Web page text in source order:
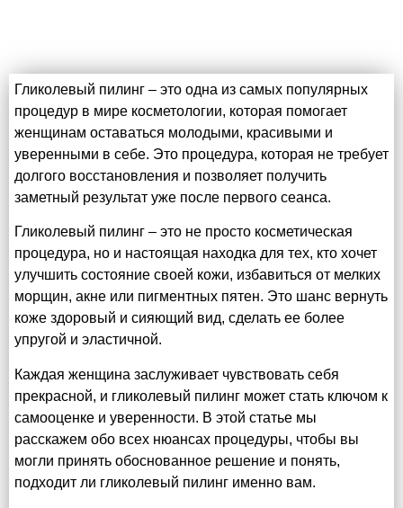
Гликолевый пилинг – это одна из самых популярных
процедур в мире косметологии, которая помогает
женщинам оставаться молодыми, красивыми и
уверенными в себе. Это процедура, которая не требует
долгого восстановления и позволяет получить
заметный результат уже после первого сеанса.
Гликолевый пилинг – это не просто косметическая
процедура, но и настоящая находка для тех, кто хочет
улучшить состояние своей кожи, избавиться от мелких
морщин, акне или пигментных пятен. Это шанс вернуть
коже здоровый и сияющий вид, сделать ее более
упругой и эластичной.
Каждая женщина заслуживает чувствовать себя
прекрасной, и гликолевый пилинг может стать ключом к
самооценке и уверенности. В этой статье мы
расскажем обо всех нюансах процедуры, чтобы вы
могли принять обоснованное решение и понять,
подходит ли гликолевый пилинг именно вам.